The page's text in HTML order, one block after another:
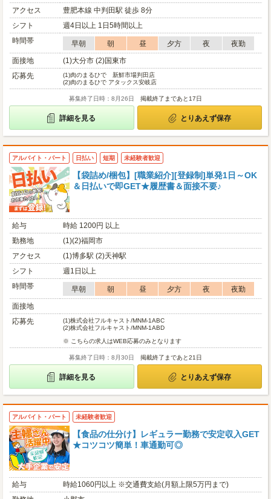
アクセス
豊肥本線 中判田駅 徒歩 8分
シフト
週4日以上 1日5時間以上
時間帯
早朝 朝 昼 夕方 夜
夜勤
面接地
(1)大分市 (2)国東市
応募先
(1)肉のまるひで 新鮮市場判田店
(2)肉のまるひで アタックス安岐店
募集終了日時：8月26日 掲載終了まであと17日
詳細を見る とりあえず保存
アルバイト・パート 日払い 短期 未経験者歓迎
【袋詰め/梱包】[職業紹介][登録制]単発1日～OK
＆日払いで即GET★履歴書＆面接不要♪
給与
時給 1200円 以上
勤務地
(1)(2)福岡市
アクセス
(1)博多駅 (2)天神駅
シフト
週1日以上
時間帯
早朝 朝 昼 夕方 夜
夜勤
面接地
応募先
(1)株式会社フルキャスト/MNM-1ABC
(2)株式会社フルキャスト/MNM-1ABD
※ こちらの求人はWEB応募のみとなります
募集終了日時：8月30日 掲載終了まであと21日
詳細を見る とりあえず保存
アルバイト・パート 未経験者歓迎
【食品の仕分け】レギュラー勤務で安定収入GET
★コツコツ簡単！車通勤可◎
給与
時給1060円以上 ※交通費支給(月額上限5万円まで)